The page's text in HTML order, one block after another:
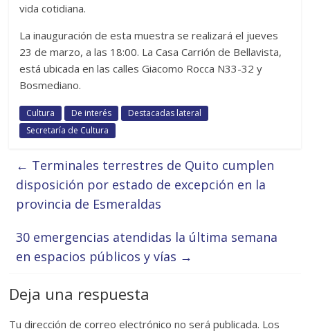
vida cotidiana.
La inauguración de esta muestra se realizará el jueves
23 de marzo, a las 18:00. La Casa Carrión de Bellavista,
está ubicada en las calles Giacomo Rocca N33-32 y
Bosmediano.
Cultura De interés
Destacadas lateral
Secretaría de Cultura
← Terminales terrestres de Quito cumplen
disposición por estado de excepción en la
provincia de Esmeraldas
30 emergencias atendidas la última semana
en espacios públicos y vías →
Deja una respuesta
Tu dirección de correo electrónico no será publicada. Los